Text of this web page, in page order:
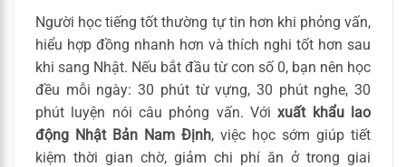
Người học tiếng tốt thường tự tin hơn khi phỏng vấn,
hiểu hợp đồng nhanh hơn và thích nghi tốt hơn sau
khi sang Nhật. Nếu bắt đầu từ con số 0, bạn nên học
đều mỗi ngày: 30 phút từ vựng, 30 phút nghe, 30
phút luyện nói câu phỏng vấn. Vớixuất khẩu lao
động Nhật Bản Nam Định, việc học sớm giúp tiết
kiệm thời gian chờ, giảm chi phí ăn ở trong giai